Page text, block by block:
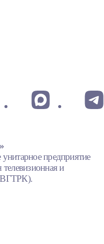
унитарное предприятие
телевизионная и